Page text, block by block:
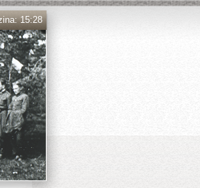
15:28